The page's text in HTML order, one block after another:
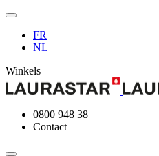
FR
NL
Winkels
0800 948 38
Contact